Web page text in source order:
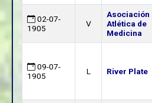
02-07-
1905
V
Asociación
Atlética de
Medicina
09-07-
1905
L River Plate